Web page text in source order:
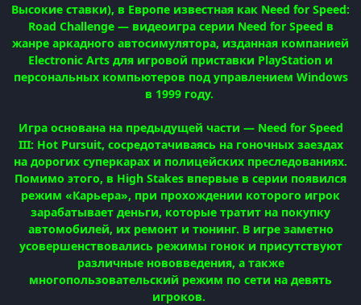
Высокие ставки), в Европе известная как Need for Speed:
Road Challenge — видеоигра серии Need for Speed в
жанре аркадного автосимулятора, изданная компанией
Electronic Arts для игровой приставки PlayStation и
персональных компьютеров под управлением Windows
в 1999 году.
Игра основана на предыдущей части — Need for Speed
III: Hot Pursuit, сосредотачиваясь на гоночных заездах
на дорогих суперкарах и полицейских преследованиях.
Помимо этого, в High Stakes впервые в серии появился
режим «Карьера», при прохождении которого игрок
зарабатывает деньги, которые тратит на покупку
автомобилей, их ремонт и тюнинг. В игре заметно
усовершенствовались режимы гонок и присутствуют
различные нововведения, а также
многопользовательский режим по сети на девять
игроков.